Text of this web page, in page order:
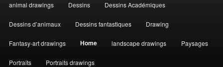
au
contenu
principal
au
contenu
secondaire
animal drawings Dessins Dessins Académiques
Dessins d’animaux Dessins fantastiques Drawing
Fantasy-art drawings Home landscape drawings Paysages
Portraits Portraits drawings